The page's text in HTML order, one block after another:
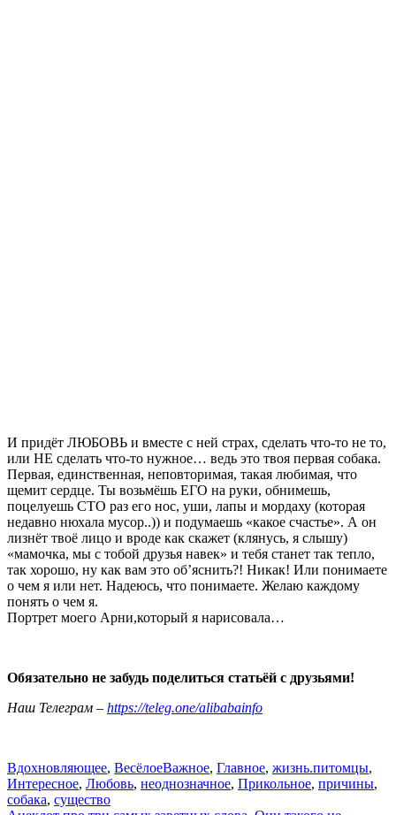
И придёт ЛЮБОВЬ и вместе с ней страх, сделать что-то не то,
или НЕ сделать что-то нужное… ведь это твоя первая собака.
Первая, единственная, неповторимая, такая любимая, что
щемит сердце. Ты возьмёшь ЕГО на руки, обнимешь,
поцелуешь СТО раз его нос, уши, лапы и мордаху (которая
недавно нюхала мусор..)) и подумаешь «какое счастье». А он
лизнёт твоё лицо и вроде как скажет (клянусь, я слышу)
«мамочка, мы с тобой друзья навек» и тебя станет так тепло,
так хорошо, ну как вам это об’яснить?! Никак! Или понимаете
о чем я или нет. Надеюсь, что понимаете. Желаю каждому
понять о чем я.
Портрет моего Арни,который я нарисовала…
Обязательно не забудь поделиться статьёй с друзьями!
Наш Телеграм – https://teleg.one/alibabainfo
Вдохновляющее, ВесёлоеВажное, Главное, жизнь.питомцы,
Интересное, Любовь, неоднозначное, Прикольное, причины,
собака, существо